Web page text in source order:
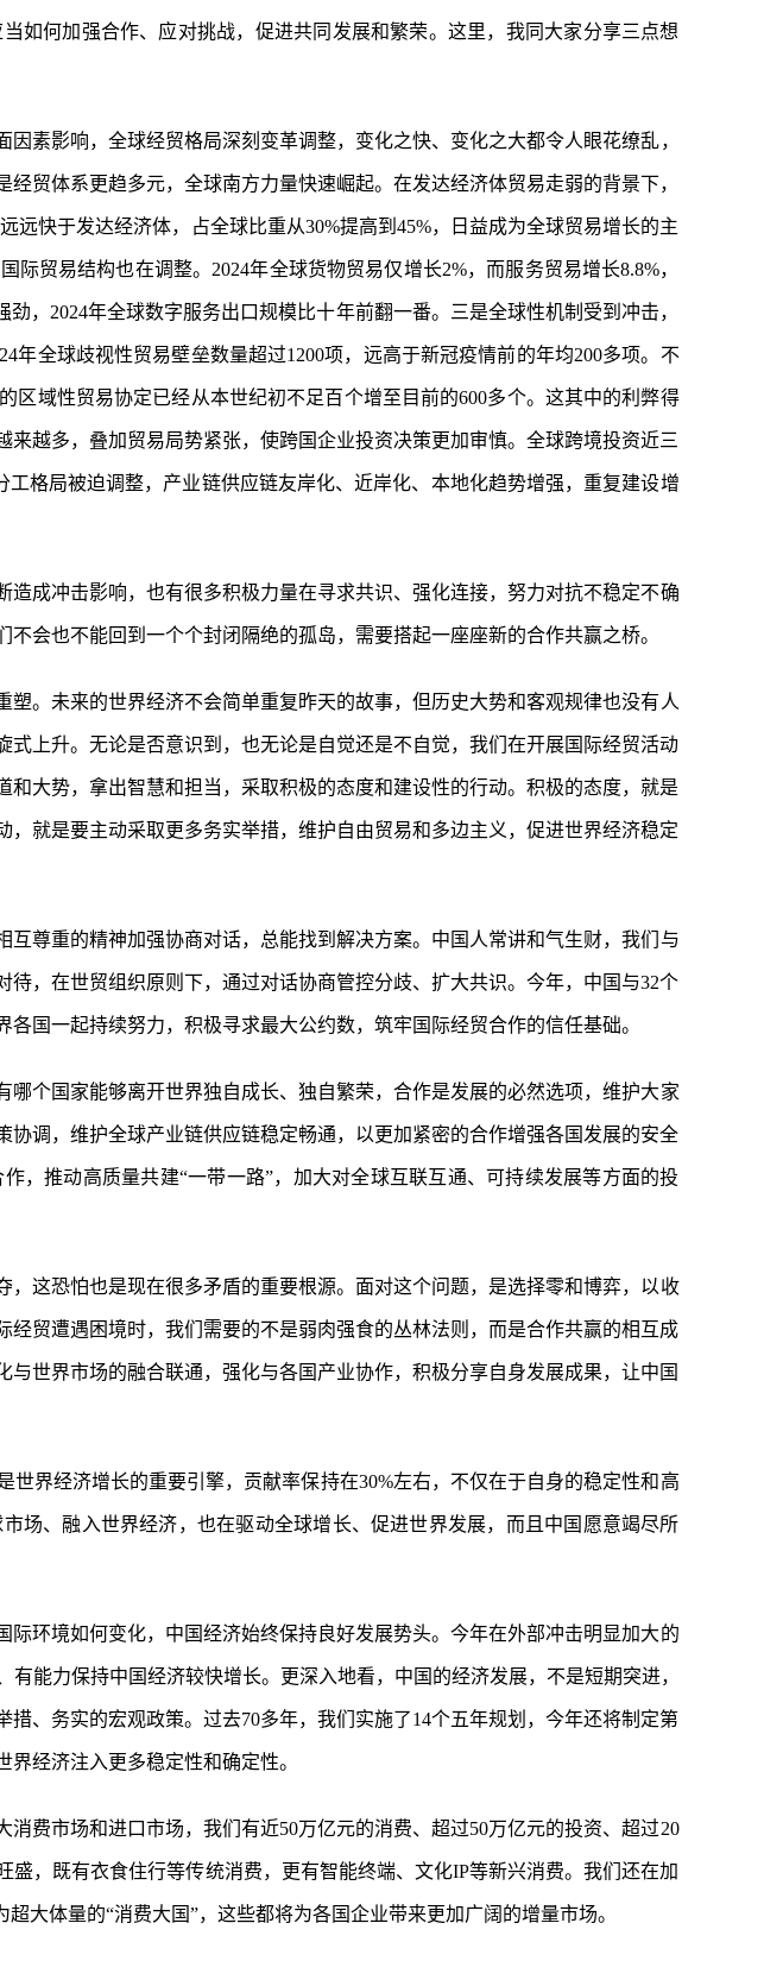
如何加强合作、应对挑战，促进共同发展和繁荣。这里，我同大家分享三点想
素影响，全球经贸格局深刻变革调整，变化之快、变化之大都令人眼花缭乱，
贸体系更趋多元，全球南方力量快速崛起。在发达经济体贸易走弱的背景下，
快于发达经济体，占全球比重从30%提高到45%，日益成为全球贸易增长的主
贸易结构也在调整。2024年全球货物贸易仅增长2%，而服务贸易增长8.8%，
，2024年全球数字服务出口规模比十年前翻一番。三是全球性机制受到冲击，
全球歧视性贸易壁垒数量超过1200项，远高于新冠疫情前的年均200多项。不
域性贸易协定已经从本世纪初不足百个增至目前的600多个。这其中的利弊得
越多，叠加贸易局势紧张，使跨国企业投资决策更加审慎。全球跨境投资近三
格局被迫调整，产业链供应链友岸化、近岸化、本地化趋势增强，重复建设增
成冲击影响，也有很多积极力量在寻求共识、强化连接，努力对抗不稳定不确
会也不能回到一个个封闭隔绝的孤岛，需要搭起一座座新的合作共赢之桥。
。未来的世界经济不会简单重复昨天的故事，但历史大势和客观规律也没有人
上升。无论是否意识到，也无论是自觉还是不自觉，我们在开展国际经贸活动
大势，拿出智慧和担当，采取积极的态度和建设性的行动。积极的态度，就是
就是要主动采取更多务实举措，维护自由贸易和多边主义，促进世界经济稳定
尊重的精神加强协商对话，总能找到解决方案。中国人常讲和气生财，我们与
，在世贸组织原则下，通过对话协商管控分歧、扩大共识。今年，中国与32个
国一起持续努力，积极寻求最大公约数，筑牢国际经贸合作的信任基础。
个国家能够离开世界独自成长、独自繁荣，合作是发展的必然选项，维护大家
调，维护全球产业链供应链稳定畅通，以更加紧密的合作增强各国发展的安全
，推动高质量共建“一带一路”，加大对全球互联互通、可持续发展等方面的投
这恐怕也是现在很多矛盾的重要根源。面对这个问题，是选择零和博弈，以收
贸遭遇困境时，我们需要的不是弱肉强食的丛林法则，而是合作共赢的相互成
世界市场的融合联通，强化与各国产业协作，积极分享自身发展成果，让中国
界经济增长的重要引擎，贡献率保持在30%左右，不仅在于自身的稳定性和高
场、融入世界经济，也在驱动全球增长、促进世界发展，而且中国愿意竭尽所
环境如何变化，中国经济始终保持良好发展势头。今年在外部冲击明显加大的
能力保持中国经济较快增长。更深入地看，中国的经济发展，不是短期突进，
、务实的宏观政策。过去70多年，我们实施了14个五年规划，今年还将制定第
经济注入更多稳定性和确定性。
费市场和进口市场，我们有近50万亿元的消费、超过50万亿元的投资、超过20
，既有衣食住行等传统消费，更有智能终端、文化IP等新兴消费。我们还在加
大体量的“消费大国”，这些都将为各国企业带来更加广阔的增量市场。